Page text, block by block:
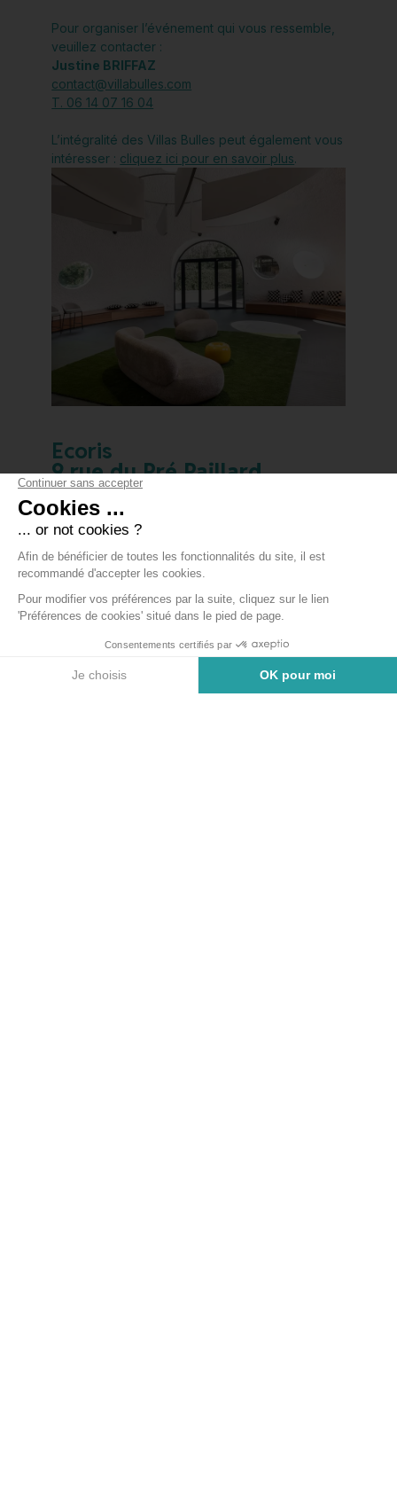
Pour organiser l’événement qui vous ressemble,
veuillez contacter :
Justine BRIFFAZ
contact@villabulles.com
T. 06 14 07 16 04
L’intégralité des Villas Bulles peut également vous
intéresser : cliquez ici pour en savoir plus.
Ecoris
9 rue du Pré Paillard
Ecoris met à disposition 4 salles de cours /
réunion, idéales pour vos réunions, formations ou
Entièrement équipées (tables, chaises), elles
s’adaptent à vos besoins :
- Salle S5 : 12 places
- Salle S10 : 28 places
- Salle S12 : 34 places